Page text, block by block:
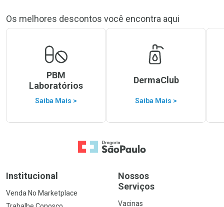
Os melhores descontos você encontra aqui
PBM
Laboratórios
Saiba Mais >
DermaClub
Saiba Mais >
Ir para a Home
Institucional
Venda No Marketplace
Nossos
Serviços
Vacinas